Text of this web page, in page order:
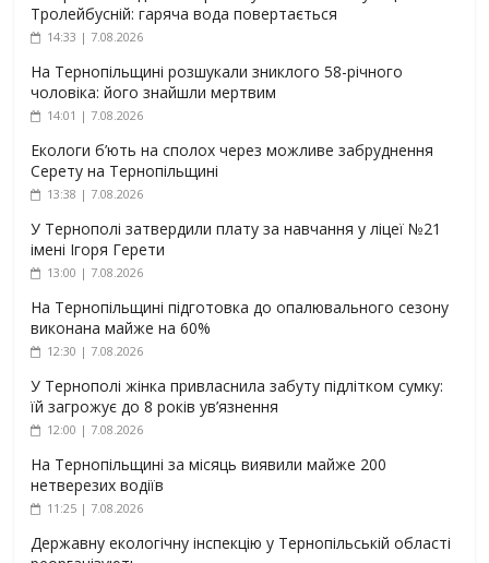
Тролейбусній: гаряча вода повертається
14:33 | 7.08.2026
На Тернопільщині розшукали зниклого 58-річного
чоловіка: його знайшли мертвим
14:01 | 7.08.2026
Екологи б’ють на сполох через можливе забруднення
Серету на Тернопільщині
13:38 | 7.08.2026
У Тернополі затвердили плату за навчання у ліцеї №21
імені Ігоря Герети
13:00 | 7.08.2026
На Тернопільщині підготовка до опалювального сезону
виконана майже на 60%
12:30 | 7.08.2026
У Тернополі жінка привласнила забуту підлітком сумку:
їй загрожує до 8 років ув’язнення
12:00 | 7.08.2026
На Тернопільщині за місяць виявили майже 200
нетверезих водіїв
11:25 | 7.08.2026
Державну екологічну інспекцію у Тернопільській області